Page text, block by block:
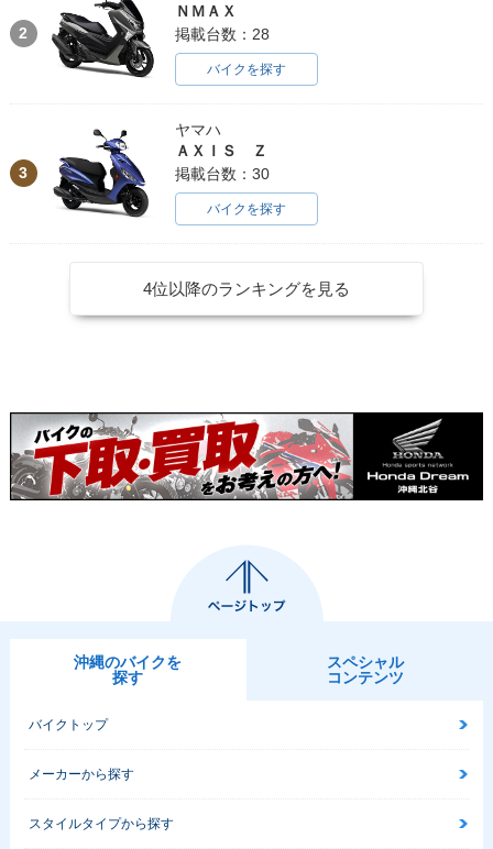
2
ＮＭＡＸ
掲載台数：28
バイクを探す
3
ヤマハ
ＡＸＩＳ Ｚ
掲載台数：30
バイクを探す
4位以降のランキングを見る
沖縄のバイクを
探す
スペシャル
コンテンツ
バイクトップ
メーカーから探す
スタイルタイプから探す